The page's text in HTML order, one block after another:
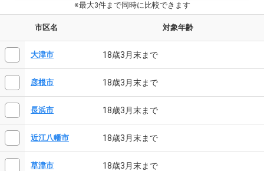
※最大3件まで同時に比較できます
市区名 対象年齢
大津市 18歳3月末まで
彦根市 18歳3月末まで
長浜市 18歳3月末まで
近江八幡市 18歳3月末まで
草津市 18歳3月末まで